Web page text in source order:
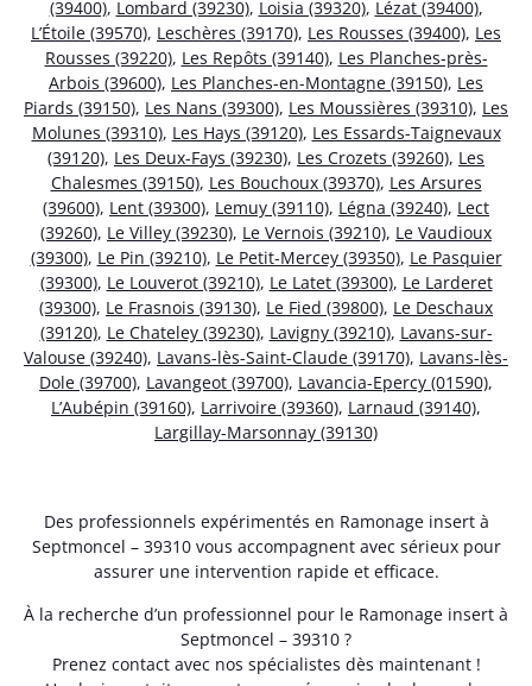
(39400), Lombard (39230), Loisia (39320), Lézat (39400),
L’Étoile (39570), Leschères (39170), Les Rousses (39400), Les
Rousses (39220), Les Repôts (39140), Les Planches-près-
Arbois (39600), Les Planches-en-Montagne (39150), Les
Piards (39150), Les Nans (39300), Les Moussières (39310), Les
Molunes (39310), Les Hays (39120), Les Essards-Taignevaux
(39120), Les Deux-Fays (39230), Les Crozets (39260), Les
Chalesmes (39150), Les Bouchoux (39370), Les Arsures
(39600), Lent (39300), Lemuy (39110), Légna (39240), Lect
(39260), Le Villey (39230), Le Vernois (39210), Le Vaudioux
(39300), Le Pin (39210), Le Petit-Mercey (39350), Le Pasquier
(39300), Le Louverot (39210), Le Latet (39300), Le Larderet
(39300), Le Frasnois (39130), Le Fied (39800), Le Deschaux
(39120), Le Chateley (39230), Lavigny (39210), Lavans-sur-
Valouse (39240), Lavans-lès-Saint-Claude (39170), Lavans-lès-
Dole (39700), Lavangeot (39700), Lavancia-Epercy (01590),
L’Aubépin (39160), Larrivoire (39360), Larnaud (39140),
Largillay-Marsonnay (39130)
Des professionnels expérimentés en Ramonage insert à
Septmoncel – 39310 vous accompagnent avec sérieux pour
assurer une intervention rapide et efficace.
À la recherche d’un professionnel pour le Ramonage insert à
Septmoncel – 39310 ?
Prenez contact avec nos spécialistes dès maintenant !